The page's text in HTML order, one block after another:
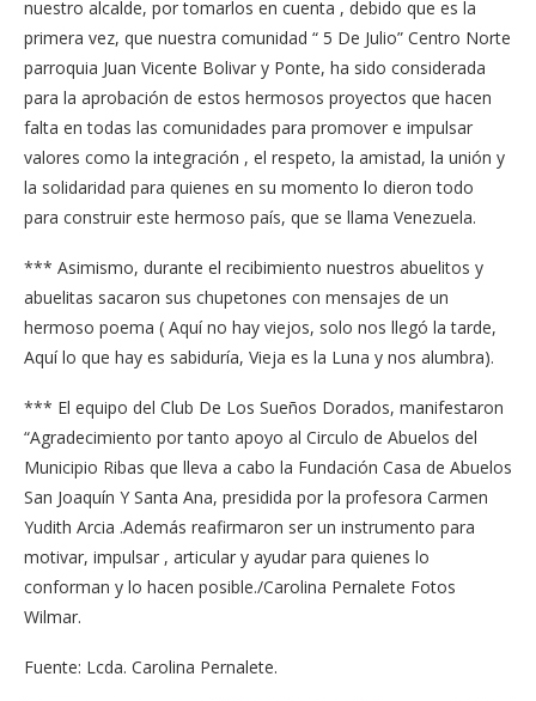
nuestro alcalde, por tomarlos en cuenta , debido que es la
primera vez, que nuestra comunidad “ 5 De Julio” Centro Norte
parroquia Juan Vicente Bolivar y Ponte, ha sido considerada
para la aprobación de estos hermosos proyectos que hacen
falta en todas las comunidades para promover e impulsar
valores como la integración , el respeto, la amistad, la unión y
la solidaridad para quienes en su momento lo dieron todo
para construir este hermoso país, que se llama Venezuela.
*** Asimismo, durante el recibimiento nuestros abuelitos y
abuelitas sacaron sus chupetones con mensajes de un
hermoso poema ( Aquí no hay viejos, solo nos llegó la tarde,
Aquí lo que hay es sabiduría, Vieja es la Luna y nos alumbra).
*** El equipo del Club De Los Sueños Dorados, manifestaron
“Agradecimiento por tanto apoyo al Circulo de Abuelos del
Municipio Ribas que lleva a cabo la Fundación Casa de Abuelos
San Joaquín Y Santa Ana, presidida por la profesora Carmen
Yudith Arcia .Además reafirmaron ser un instrumento para
motivar, impulsar , articular y ayudar para quienes lo
conforman y lo hacen posible./Carolina Pernalete Fotos
Wilmar.
Fuente: Lcda. Carolina Pernalete.